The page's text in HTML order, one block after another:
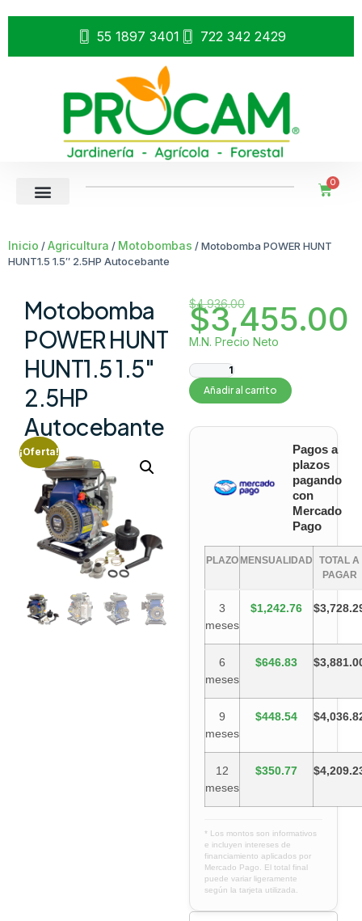
55 1897 3401 722 342 2429
0
Inicio /Agricultura / Motobombas / Motobomba POWER HUNT
HUNT1.5 1.5″ 2.5HP Autocebante
Motobomba
POWER HUNT
HUNT1.5 1.5″
2.5HP
Autocebante
¡Oferta!
$4,936.00
$3,455.00
M.N. Precio Neto
Añadir al carrito
Pagos a
plazos
pagando
con
Mercado
Pago
PLAZO MENSUALIDAD
TOTAL A
PAGAR
3
meses
$1,242.76
6
meses
$646.83
9
meses
$448.54
12
meses
$350.77
* Los montos son informativos
e incluyen intereses de
financiamiento aplicados por
Mercado Pago. El total final
puede variar ligeramente
según la tarjeta utilizada.